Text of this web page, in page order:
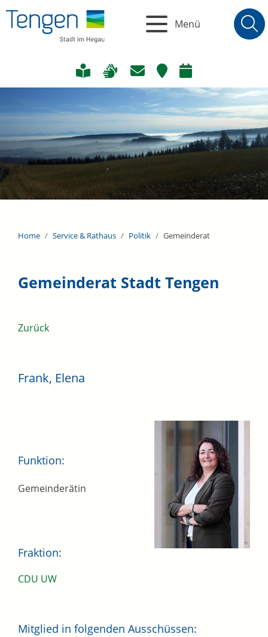
Menü
Home Service & Rathaus Politik Gemeinderat
Gemeinderat Stadt Tengen
Zurück
Frank, Elena
Funktion:
Gemeinderätin
Fraktion:
CDU UW
Mitglied in folgenden Ausschüssen: